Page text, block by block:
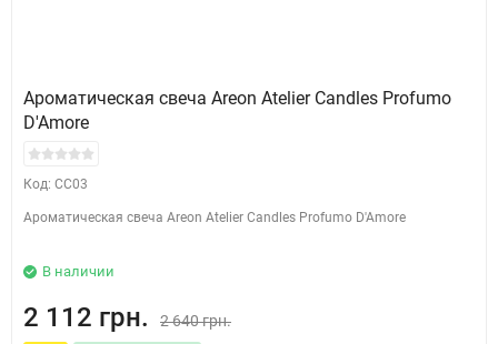
Ароматическая свеча Areon Atelier Candles Profumo
D'Amore
Код: CC03
Ароматическая свеча Areon Atelier Candles Profumo D'Amore
В наличии
2 112 грн. 2 640 грн.